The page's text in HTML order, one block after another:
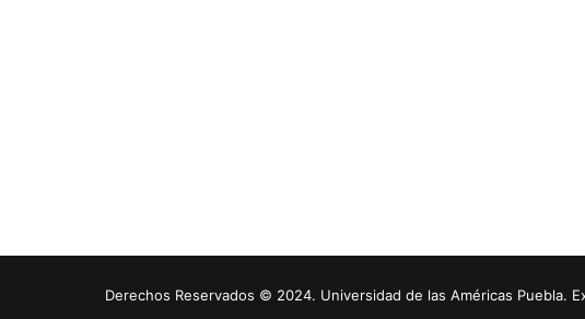
Derechos Reservados © 2024. Universidad de las Américas Puebla.